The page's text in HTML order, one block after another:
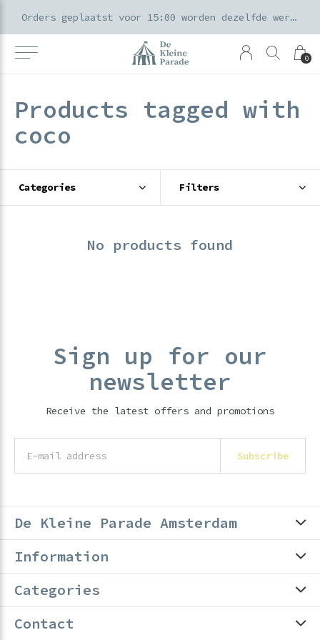
0
Orders geplaatst voor 15:00 worden dezelfde werkdag verzonden
Products tagged with
coco
Categories Filters
No products found
Sign up for our
newsletter
Receive the latest offers and promotions
Subscribe
De Kleine Parade Amsterdam
Information
Categories
Contact